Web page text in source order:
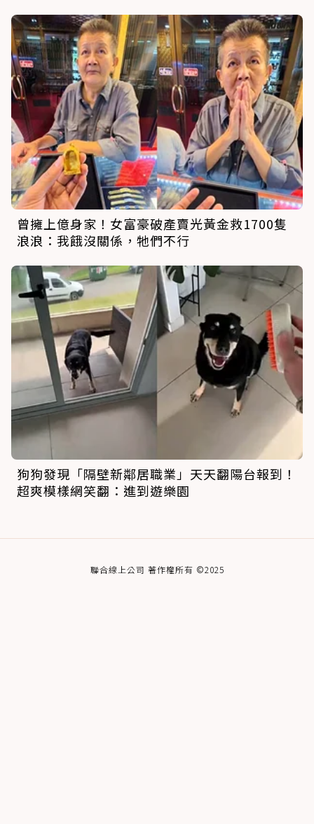
曾擁上億身家！女富豪破產賣光黃金救1700隻
浪浪：我餓沒關係，牠們不行
狗狗發現「隔壁新鄰居職業」天天翻陽台報到！
超爽模樣網笑翻：進到遊樂園
聯合線上公司 著作權所有 ©2025